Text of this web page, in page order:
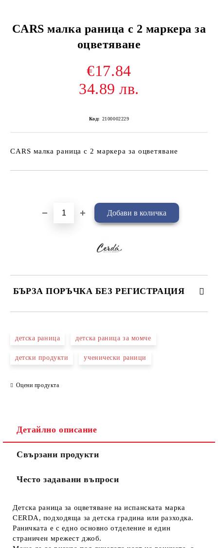
CARS малка раница с 2 маркера за
оцветяване
€17.84
34.89 лв.
Код: 2100002229
CARS малка раница с 2 маркера за оцветяване
БЪРЗА ПОРЪЧКА БЕЗ РЕГИСТРАЦИЯ
детска раница детска раница за момче
детски продукти ученически раници
Оцени продукта
Детайлно описание
Свързани продукти
Често задавани въпроси
Детска раница зa оцветяване на испанската марка
CERDA, подходяща за детска градина или разходка.
Раничката е с едно основно отделение и един
страничен мрежест джоб.